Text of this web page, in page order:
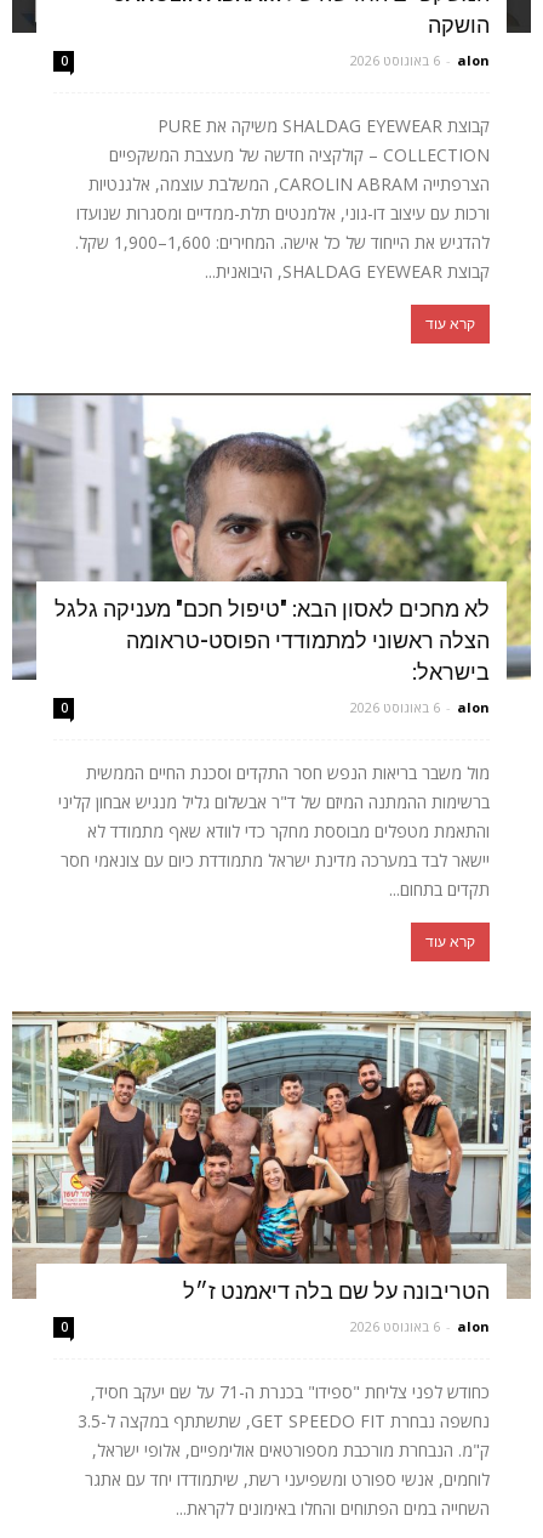
הושקה
alon
- 6 באוגוסט 2026 0
קבוצת SHALDAG EYEWEAR משיקה את PURE
COLLECTION – קולקציה חדשה של מעצבת המשקפיים
הצרפתייה CAROLIN ABRAM, המשלבת עוצמה, אלגנטיות
ורכות עם עיצוב דו-גוני, אלמנטים תלת-ממדיים ומסגרות שנועדו
להדגיש את הייחוד של כל אישה. המחירים: 1,600–1,900 שקל.
קבוצת SHALDAG EYEWEAR, היבואנית...
קרא עוד
לא מחכים לאסון הבא: "טיפול חכם" מעניקה גלגל
הצלה ראשוני למתמודדי הפוסט-טראומה
בישראל:
alon
- 6 באוגוסט 2026 0
מול משבר בריאות הנפש חסר התקדים וסכנת החיים הממשית
ברשימות ההמתנה המיזם של ד"ר אבשלום גליל מנגיש אבחון קליני
והתאמת מטפלים מבוססת מחקר כדי לוודא שאף מתמודד לא
יישאר לבד במערכה מדינת ישראל מתמודדת כיום עם צונאמי חסר
תקדים בתחום...
קרא עוד
הטריבונה על שם בלה דיאמנט ז״ל
alon
- 6 באוגוסט 2026 0
כחודש לפני צליחת "ספידו" בכנרת ה-71 על שם יעקב חסיד,
נחשפה נבחרת GET SPEEDO FIT, שתשתתף במקצה ל-3.5
ק"מ. הנבחרת מורכבת מספורטאים אולימפיים, אלופי ישראל,
לוחמים, אנשי ספורט ומשפיעני רשת, שיתמודדו יחד עם אתגר
השחייה במים הפתוחים והחלו באימונים לקראת...